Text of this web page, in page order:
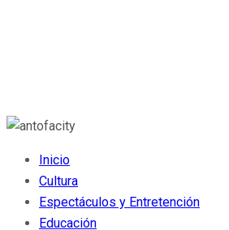
Inicio
Cultura
Espectáculos y Entretención
Educación